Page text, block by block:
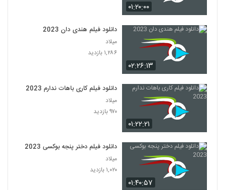
۰۱:۲۰:۰۰
۰۲:۲۶:۱۳
دانلود فیلم هندی دان 2023
میلاد
۱,۲۸۶ بازدید
۰۱:۲۲:۲۱
دانلود فیلم کاری باهات ندارم 2023
میلاد
۹۷۰ بازدید
۰۱:۴۰:۵۷
دانلود فیلم دختر پنجه بوکسی 2023
میلاد
۱,۰۲۰ بازدید